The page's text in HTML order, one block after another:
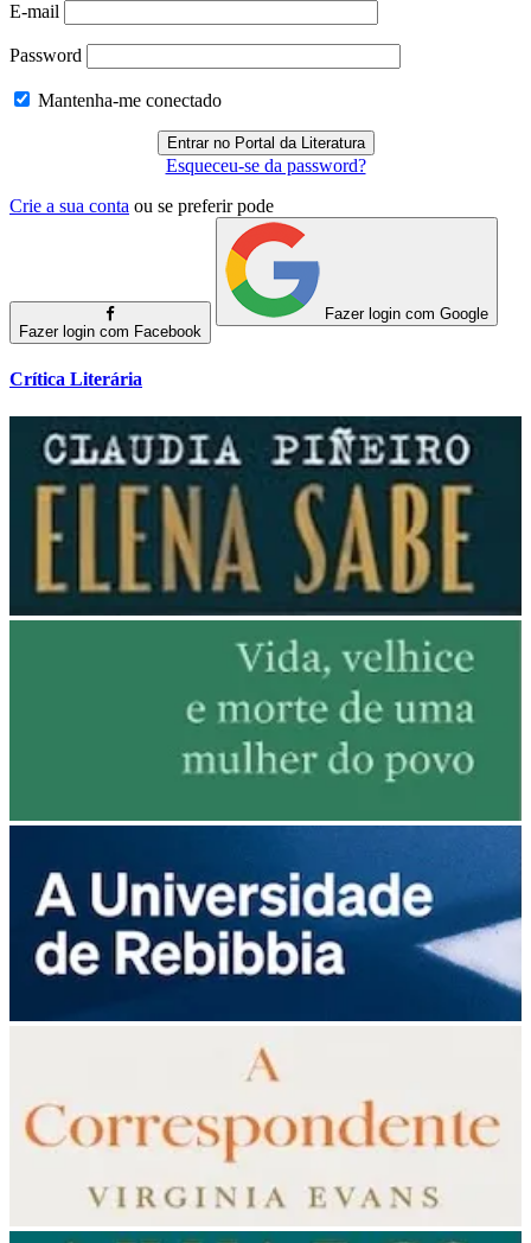
E-mail
Password
Mantenha-me conectado
Esqueceu-se da password?
Crie a sua conta ou se preferir pode
Fazer login com Facebook
Fazer login com Google
Crítica Literária